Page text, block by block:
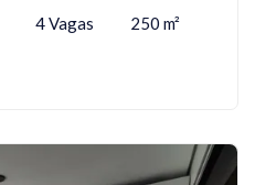
4 Vagas 250 m²